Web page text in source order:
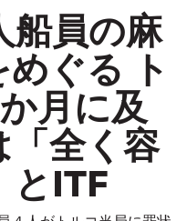
船員の麻
ぐる ト
月に及
全く容
とITF